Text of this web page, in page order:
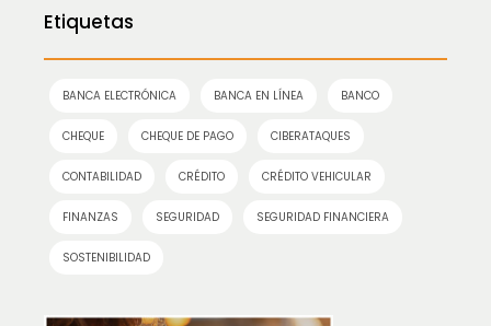
Etiquetas
BANCA ELECTRÓNICA BANCA EN LÍNEA BANCO
CHEQUE CHEQUE DE PAGO CIBERATAQUES
CONTABILIDAD CRÉDITO CRÉDITO VEHICULAR
FINANZAS SEGURIDAD SEGURIDAD FINANCIERA
SOSTENIBILIDAD